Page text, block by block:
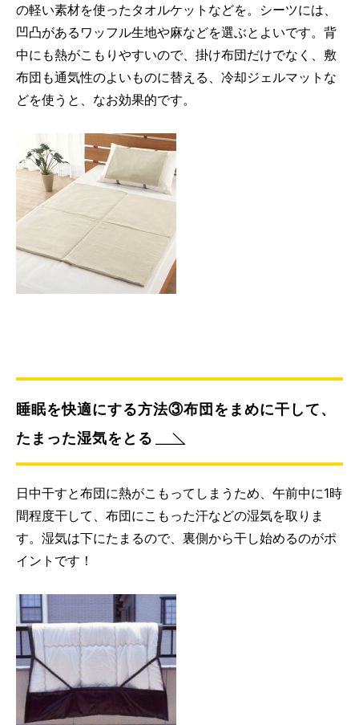
の軽い素材を使ったタオルケットなどを。シーツには、
凹凸があるワッフル生地や麻などを選ぶとよいです。背
中にも熱がこもりやすいので、掛け布団だけでなく、敷
布団も通気性のよいものに替える、冷却ジェルマットな
どを使うと、なお効果的です。
睡眠を快適にする方法③布団をまめに干して、
たまった湿気をとる
日中干すと布団に熱がこもってしまうため、午前中に1時
間程度干して、布団にこもった汗などの湿気を取りま
す。湿気は下にたまるので、裏側から干し始めるのがポ
イントです！